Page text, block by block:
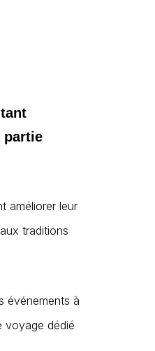
partie
améliorer leur
traditions
événements à
voyage dédié